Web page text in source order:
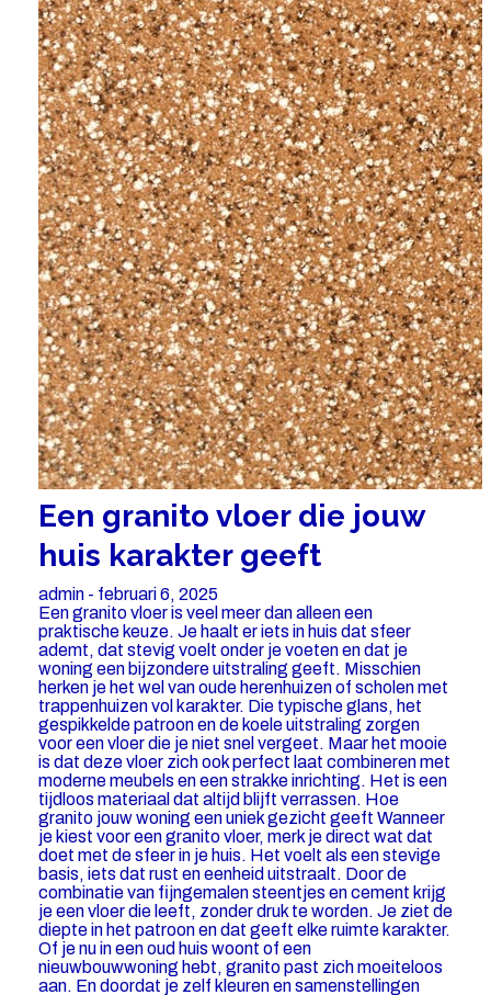
Een granito vloer die jouw
huis karakter geeft
admin - februari 6, 2025
Een granito vloer is veel meer dan alleen een
praktische keuze. Je haalt er iets in huis dat sfeer
ademt, dat stevig voelt onder je voeten en dat je
woning een bijzondere uitstraling geeft. Misschien
herken je het wel van oude herenhuizen of scholen met
trappenhuizen vol karakter. Die typische glans, het
gespikkelde patroon en de koele uitstraling zorgen
voor een vloer die je niet snel vergeet. Maar het mooie
is dat deze vloer zich ook perfect laat combineren met
moderne meubels en een strakke inrichting. Het is een
tijdloos materiaal dat altijd blijft verrassen. Hoe
granito jouw woning een uniek gezicht geeft Wanneer
je kiest voor een granito vloer, merk je direct wat dat
doet met de sfeer in je huis. Het voelt als een stevige
basis, iets dat rust en eenheid uitstraalt. Door de
combinatie van fijngemalen steentjes en cement krijg
je een vloer die leeft, zonder druk te worden. Je ziet de
diepte in het patroon en dat geeft elke ruimte karakter.
Of je nu in een oud huis woont of een
nieuwbouwwoning hebt, granito past zich moeiteloos
aan. En doordat je zelf kleuren en samenstellingen